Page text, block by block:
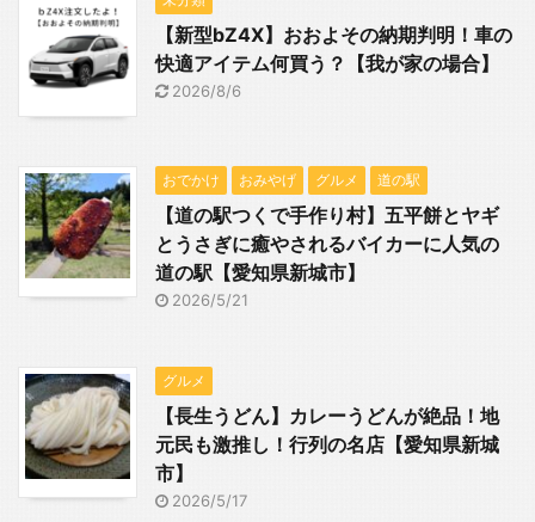
【新型bZ4X】おおよその納期判明！車の
快適アイテム何買う？【我が家の場合】
2026/8/6
おでかけ おみやげ グルメ 道の駅
【道の駅つくで手作り村】五平餅とヤギ
とうさぎに癒やされるバイカーに人気の
道の駅【愛知県新城市】
2026/5/21
グルメ
【長生うどん】カレーうどんが絶品！地
元民も激推し！行列の名店【愛知県新城
市】
2026/5/17